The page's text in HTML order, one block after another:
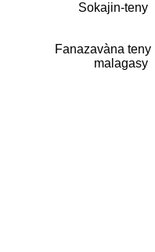
Sokajin-teny
Fanazavàna teny
malagasy